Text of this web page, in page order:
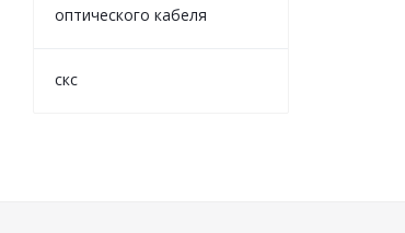
оптического кабеля
скс